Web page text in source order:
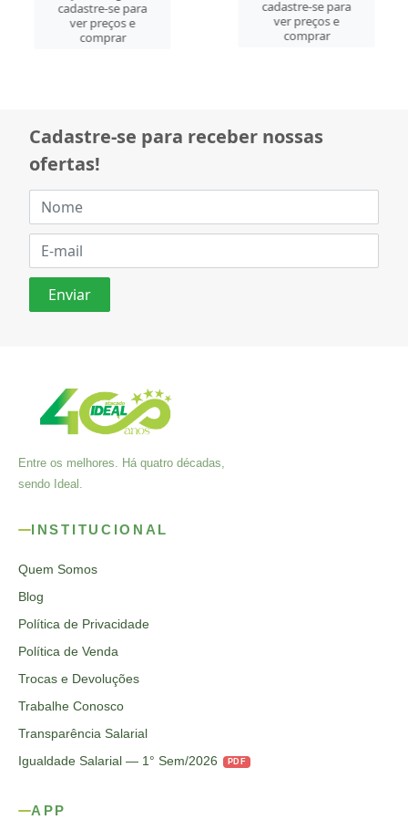
cadastre-se para
ver preços e
comprar
cadastre-se para
ver preços e
comprar
Cadastre-se para receber nossas
ofertas!
Entre os melhores. Há quatro décadas,
sendo Ideal.
INSTITUCIONAL
Quem Somos
Blog
Política de Privacidade
Política de Venda
Trocas e Devoluções
Trabalhe Conosco
Transparência Salarial
Igualdade Salarial — 1° Sem/2026
PDF
APP